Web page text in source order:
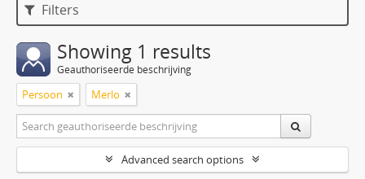
Filters
Showing 1 results
Geauthoriseerde beschrijving
Persoon Merlo
Advanced search options